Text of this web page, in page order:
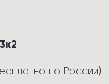
по России)